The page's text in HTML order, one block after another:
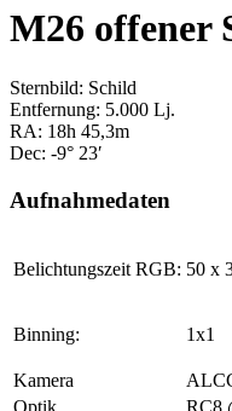
M26 offener
Sternbild: Schild
Entfernung: 5.000 Lj.
RA: 18h 45,3m
Dec: -9° 23′
Aufnahmedaten
Belichtungszeit RGB: 50 x
Binning: 1x1
Kamera